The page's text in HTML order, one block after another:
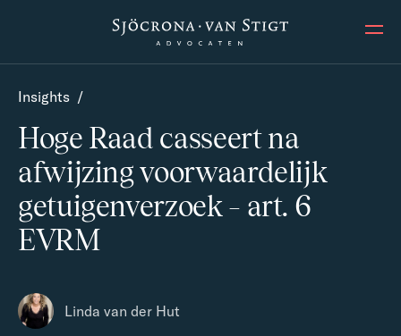
Insights /
Hoge Raad casseert na
afwijzing voorwaardelijk
getuigenverzoek – art. 6
EVRM
Linda van der Hut